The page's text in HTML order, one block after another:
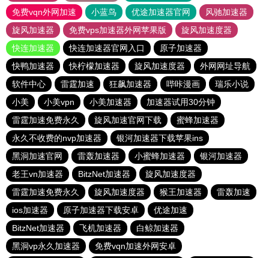
免费vqn外网加速
小蓝鸟 优途加速器官网
风驰加速器
旋风加速器
免费vps加速器外网苹果版
旋风加速度器
快连加速器
快连加速器官网入口
原子加速器
快鸭加速器
快柠檬加速器 旋风加速度器
外网网址导航
软件中心
雷霆加速 狂飙加速器 哔咔漫画
瑞乐小说
小美
小美vpn 小美加速器
加速器试用30分钟
雷霆加速免费永久
旋风加速官网下载
蜜蜂加速器
永久不收费的nvp加速器
银河加速器下载苹果ins
黑洞加速官网
雷轰加速器 小蜜蜂加速器
银河加速器
老王vn加速器
BitzNet加速器
旋风加速度器
雷霆加速免费永久
旋风加速度器 猴王加速器
雷轰加速
ios加速器
原子加速器下载安卓
优途加速
BitzNet加速器
飞机加速器
白鲸加速器
黑洞vp永久加速器
免费vqn加速外网安卓